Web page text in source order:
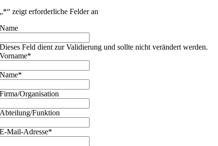
„*“ zeigt erforderliche Felder an
Name
Dieses Feld dient zur Validierung und sollte nicht verändert werden.
Vorname*
Name*
Firma/Organisation
Abteilung/Funktion
E-Mail-Adresse*